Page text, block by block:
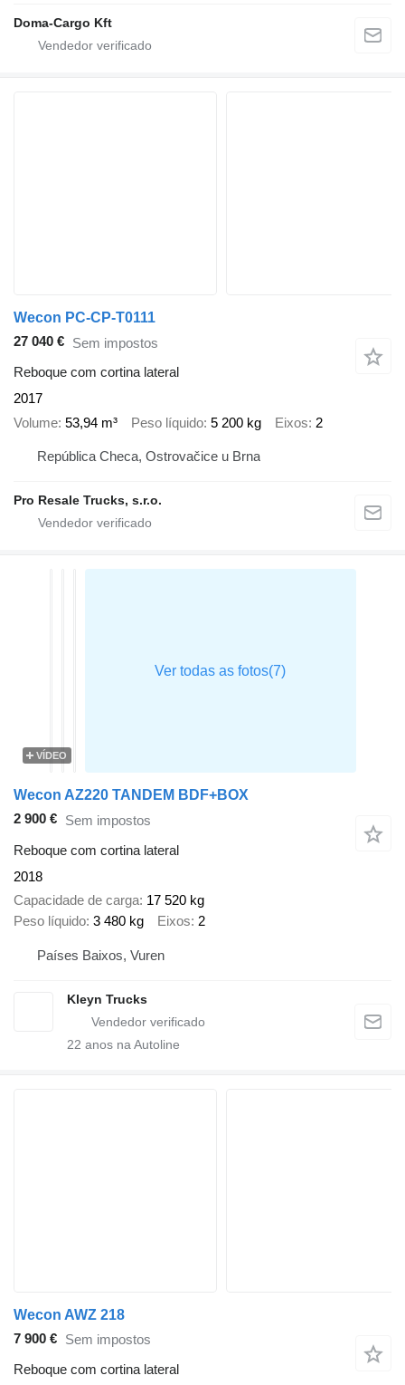
Doma-Cargo Kft
Wecon PC-CP-T0111
27 040 € Sem impostos
Reboque com cortina lateral
2017
Volume 53,94 m³ Peso líquido 5 200 kg Eixos 2
República Checa, Ostrovačice u Brna
Pro Resale Trucks, s.r.o.
VÍDEO
Wecon AZ220 TANDEM BDF+BOX
2 900 € Sem impostos
Reboque com cortina lateral
2018
Capacidade de carga 17 520 kg
Peso líquido 3 480 kg Eixos 2
Países Baixos, Vuren
Kleyn Trucks
22 anos na Autoline
Wecon AWZ 218
7 900 € Sem impostos
Reboque com cortina lateral